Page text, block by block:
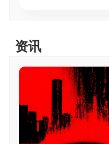
资讯